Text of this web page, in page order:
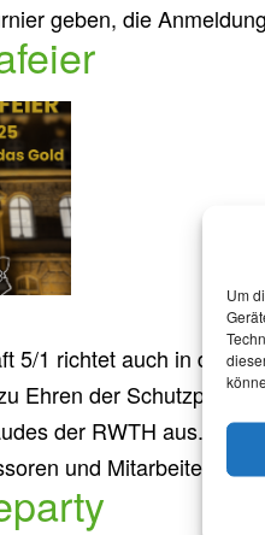
Um
geben, die
5/1 richtet auch in
Ehren der
der RWTH aus. Am
und